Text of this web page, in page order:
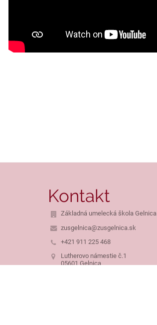
Kontakt
Základná umelecká škola Gelnica
zusgelnica@zusgelnica.sk
+421 911 225 468
Lutherovo námestie č.1
05601 Gelnica